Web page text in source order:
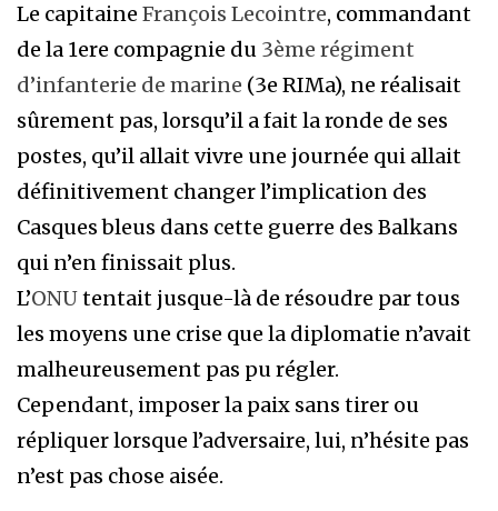
Le capitaine François Lecointre, commandant
de la 1ere compagnie du 3ème régiment
d’infanterie de marine (3e RIMa), ne réalisait
sûrement pas, lorsqu’il a fait la ronde de ses
postes, qu’il allait vivre une journée qui allait
définitivement changer l’implication des
Casques bleus dans cette guerre des Balkans
qui n’en finissait plus.
L’ONUtentait jusque-là de résoudre par tous
les moyens une crise que la diplomatie n’avait
malheureusement pas pu régler.
Cependant, imposer la paix sans tirer ou
répliquer lorsque l’adversaire, lui, n’hésite pas
n’est pas chose aisée.